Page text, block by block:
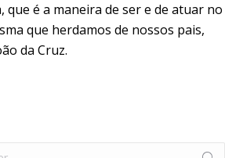
que é a maneira de ser e de atuar no
que herdamos de nossos pais,
da Cruz.